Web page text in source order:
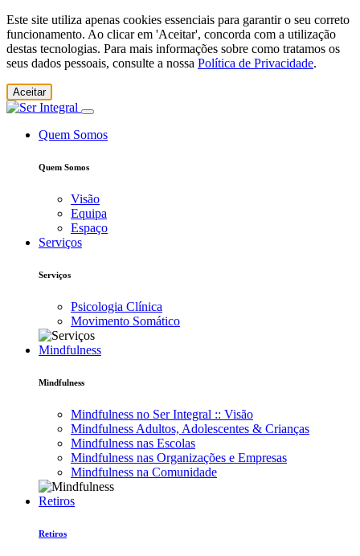
Este site utiliza apenas cookies essenciais para garantir o seu correto
funcionamento. Ao clicar em 'Aceitar', concorda com a utilização
destas tecnologias. Para mais informações sobre como tratamos os
seus dados pessoais, consulte a nossa Política de Privacidade.
Aceitar
Quem Somos
Quem Somos
Visão
Equipa
Espaço
Serviços
Serviços
Psicologia Clínica
Movimento Somático
Mindfulness
Mindfulness
Mindfulness no Ser Integral :: Visão
Mindfulness Adultos, Adolescentes & Crianças
Mindfulness nas Escolas
Mindfulness nas Organizações e Empresas
Mindfulness na Comunidade
Retiros
Retiros